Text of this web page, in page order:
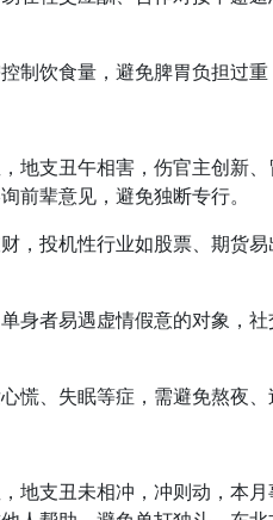
控制饮食量，避免脾胃负担过
地支丑午相害， 伤官主创新
前辈意见，避免独断专行。
，投机性行业如股票、期货
单身者易遇虚情假意的对象，
心慌、失眠等症，需避免熬夜
地支丑未相冲， 冲则动，本